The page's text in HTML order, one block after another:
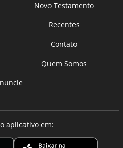
Novo Testamento
Recentes
Contato
Quem Somos
aplicativo em: